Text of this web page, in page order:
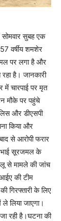
सोमवार सुबह एक
वर्षीय शमशेर
पर लगा है और
रहा है। जानकारी
चारपाई पर मृत
मौके पर पहुंचे
और डीएसपी
किया और
से आरोपी फरार
भाई सूरजमल के
से मामले की जांच
की टीम
गिरफ्तारी के लिए
लिया जाएगा।
रही है।घटना की